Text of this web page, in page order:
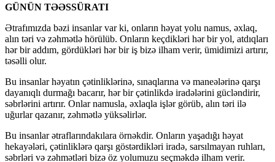
GÜNÜN TƏƏSSÜRATI
Ətrafımızda bəzi insanlar var ki, onların həyat yolu namus, əxlaq,
alın təri və zəhmətlə hörülüb. Onların keçdikləri hər bir yol, atdıqları
hər bir addım, gördükləri hər bir iş bizə ilham verir, ümidimizi artırır,
təsəlli olur.
Bu insanlar həyatın çətinliklərinə, sınaqlarına və maneələrinə qarşı
dayanıqlı durmağı bacarır, hər bir çətinlikdə iradələrini gücləndirir,
səbrlərini artırır. Onlar namusla, əxlaqla işlər görüb, alın təri ilə
uğurlar qazanır, zəhmətlə yüksəlirlər.
Bu insanlar ətraflarındakılara örnəkdir. Onların yaşadığı həyat
hekayələri, çətinliklərə qarşı göstərdikləri iradə, sarsılmayan ruhları,
səbrləri və zəhmətləri bizə öz yolumuzu seçməkdə ilham verir.